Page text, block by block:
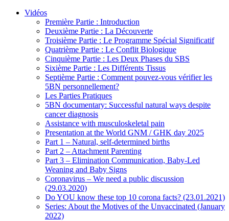
Vidéos
Première Partie : Introduction
Deuxième Partie : La Découverte
Troisième Partie : Le Programme Spécial Significatif
Quatrième Partie : Le Conflit Biologique
Cinquième Partie : Les Deux Phases du SBS
Sixième Partie : Les Différents Tissus
Septième Partie : Comment pouvez-vous vérifier les
5BN personnellement?
Les Parties Pratiques
5BN documentary: Successful natural ways despite
cancer diagnosis
Assistance with musculoskeletal pain
Presentation at the World GNM / GHK day 2025
Part 1 – Natural, self-determined births
Part 2 – Attachment Parenting
Part 3 – Elimination Communication, Baby-Led
Weaning and Baby Signs
Coronavirus – We need a public discussion
(29.03.2020)
Do YOU know these top 10 corona facts? (23.01.2021)
Series: About the Motives of the Unvaccinated (January
2022)